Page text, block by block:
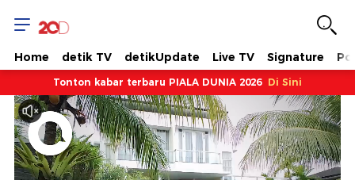
Home detik TV detikUpdate Live TV Signature
Tonton kabar terbaru PIALA DUNIA 2026 Di Sini